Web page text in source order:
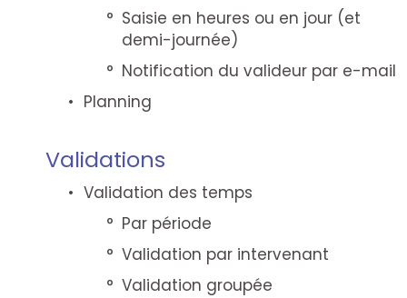
Saisie en heures ou en jour (et
demi-journée)
Notification du valideur par e-mail
Planning
Validations
Validation des temps
Par période
Validation par intervenant
Validation groupée